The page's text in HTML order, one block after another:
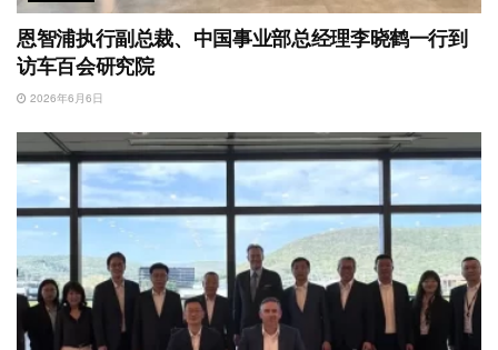
恩智浦执行副总裁、中国事业部总经理李晓鹤一行到
访车百会研究院
2026年6月6日